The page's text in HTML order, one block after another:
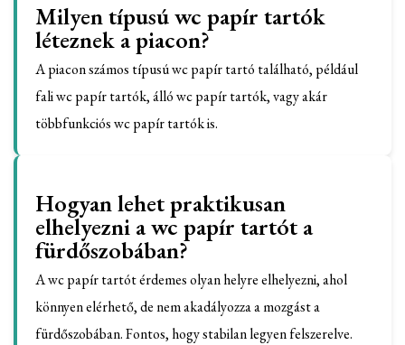
Milyen típusú wc papír tartók
léteznek a piacon?
A piacon számos típusú wc papír tartó található, például
fali wc papír tartók, álló wc papír tartók, vagy akár
többfunkciós wc papír tartók is.
Hogyan lehet praktikusan
elhelyezni a wc papír tartót a
fürdőszobában?
A wc papír tartót érdemes olyan helyre elhelyezni, ahol
könnyen elérhető, de nem akadályozza a mozgást a
fürdőszobában. Fontos, hogy stabilan legyen felszerelve.